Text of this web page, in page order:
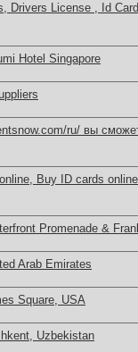
Drivers License , Id
Hotel Singapore
ru/ вы
Buy ID cards
Promenade &
Arab Emirates
Square, USA
Uzbekistan